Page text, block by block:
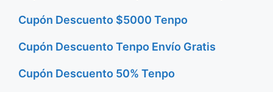
Cupón Descuento $5000 Tenpo
Cupón Descuento Tenpo Envío Gratis
Cupón Descuento 50% Tenpo